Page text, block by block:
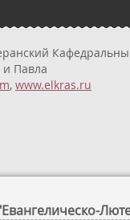
Павла
, www.elkras.ru